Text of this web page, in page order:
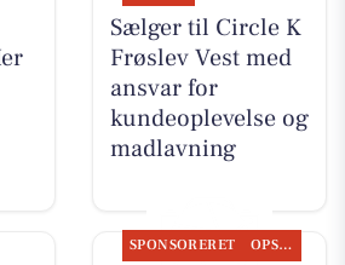
Sælger til Circle K
Frøslev Vest med
ansvar for
kundeoplevelse og
madlavning
SPONSORERET OPSLAGSTAVLEN